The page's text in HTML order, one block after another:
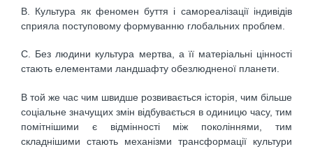
В. Культура як феномен буття і самореалізації індивідів
сприяла поступовому формуванню глобальних проблем.
С. Без людини культура мертва, а її матеріальні цінності
стають елементами ландшафту обезлюдненої планети.
В той же час чим швидше розвивається історія, чим більше
соціальне значущих змін відбувається в одиницю часу, тим
помітнішими є відмінності між поколіннями, тим
складнішими стають механізми трансформації культури